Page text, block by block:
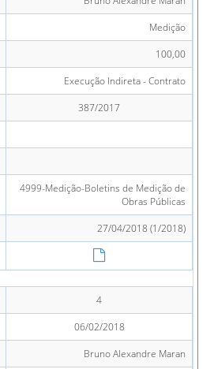
Medição
100,00
Execução Indireta - Contrato
387/2017
4999-Medição-Boletins de Medição de
Obras Públicas
27/04/2018 (1/2018)
4
06/02/2018
Bruno Alexandre Maran